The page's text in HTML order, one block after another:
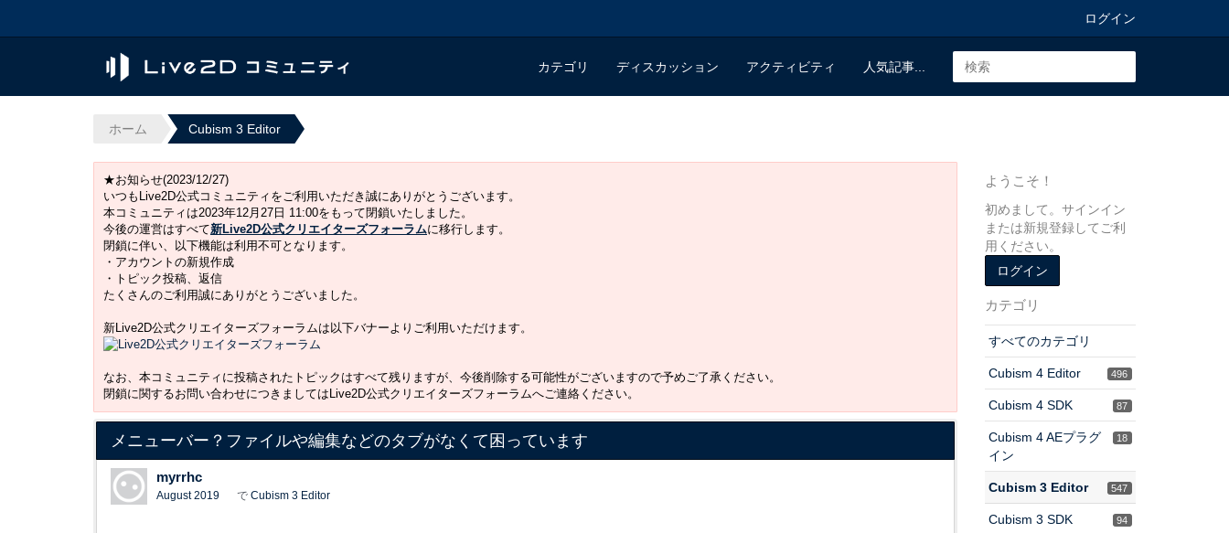
ログイン
カテゴリ ディスカッション アクティビティ 人気記事...
ホーム Cubism 3 Editor
★お知らせ(2023/12/27)
いつもLive2D公式コミュニティをご利用いただき誠にありがとうございます。
本コミュニティは2023年12月27日 11:00をもって閉鎖いたしました。
今後の運営はすべて新Live2D公式クリエイターズフォーラムに移行します。
閉鎖に伴い、以下機能は利用不可となります。
・アカウントの新規作成
・トピック投稿、返信
たくさんのご利用誠にありがとうございました。
新Live2D公式クリエイターズフォーラムは以下バナーよりご利用いただけます。
なお、本コミュニティに投稿されたトピックはすべて残りますが、今後削除する可能性がございますので予めご了承ください。
閉鎖に関するお問い合わせにつきましてはLive2D公式クリエイターズフォーラムへご連絡ください。
メニューバー？ファイルや編集などのタブがなくて困っています
myrrhc
August 2019 で Cubism 3 Editor
ようこそ！
初めまして。サインイン
または新規登録してご利
用ください。
ログイン
カテゴリ
すべてのカテゴリ
496
Cubism 4 Editor
87
Cubism 4 SDK
18
Cubism 4 AEプラグ
イン
547
Cubism 3 Editor
94
Cubism 3 SDK